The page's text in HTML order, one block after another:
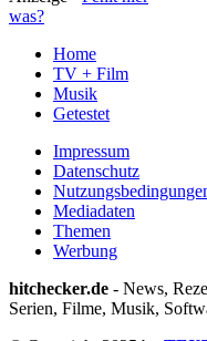
was?
Home
TV + Film
Musik
Getestet
Impressum
Datenschutz
Mediadaten
Themen
Werbung
hitchecker.de - News,
Serien, Filme, Musik,